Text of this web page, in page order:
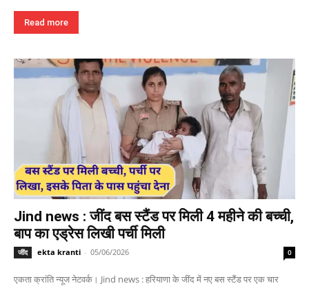
Read more
Jind news : जींद बस स्टैंड पर मिली 4 महीने की बच्ची,
बाप का एड्रेस लिखी पर्ची मिली
जींद ekta kranti - 05/06/2026 0
एकता क्रांति न्यूज नेटवर्क। Jind news : हरियाणा के जींद में नए बस स्टैंड पर एक चार